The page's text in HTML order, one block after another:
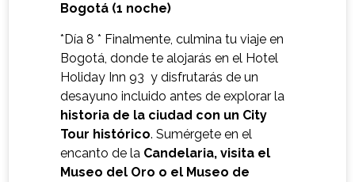
Bogotá (1 noche)
*Día 8 * Finalmente, culmina tu viaje en
Bogotá, donde te alojarás en el Hotel
Holiday Inn 93 y disfrutarás de un
desayuno incluido antes de explorar la
historia de la ciudad con un City
Tour histórico. Sumérgete en el
encanto de la Candelaria, visita el
Museo del Oro o el Museo de